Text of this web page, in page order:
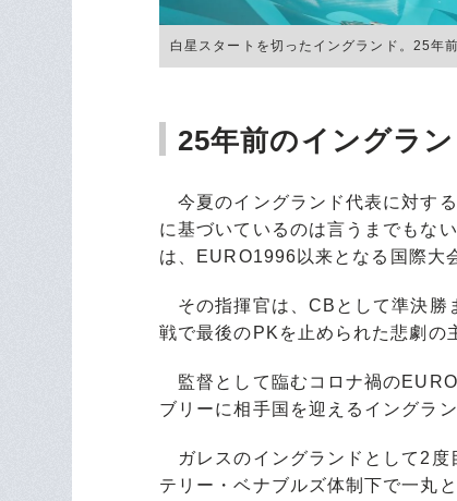
白星スタートを切ったイングランド。25年
25年前のイングラ
今夏のイングランド代表に対す
に基づいているのは言うまでもな
は、EURO1996以来となる国際大
その指揮官は、CBとして準決勝
戦で最後のPKを止められた悲劇の
監督として臨むコロナ禍の
ブリーに相手国を迎えるイングラ
ガレスのイングランドとして2度
テリー・ベナブルズ体制下で一丸